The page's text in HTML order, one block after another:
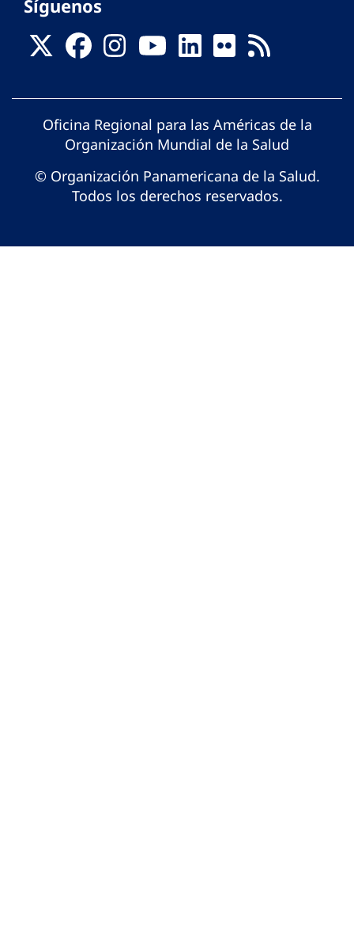
Síguenos
Oficina Regional para las Américas de la
Organización Mundial de la Salud
© Organización Panamericana de la Salud.
Todos los derechos reservados.